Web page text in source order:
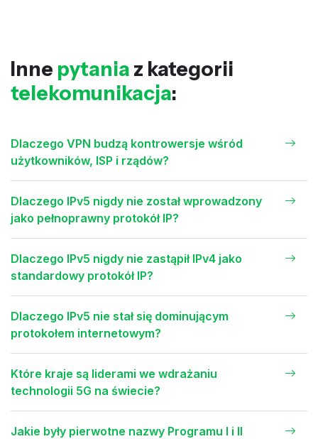
Inne pytania z kategorii
telekomunikacja:
Dlaczego VPN budzą kontrowersje wśród
użytkowników, ISP i rządów?
Dlaczego IPv5 nigdy nie został wprowadzony
jako pełnoprawny protokół IP?
Dlaczego IPv5 nigdy nie zastąpił IPv4 jako
standardowy protokół IP?
Dlaczego IPv5 nie stał się dominującym
protokołem internetowym?
Które kraje są liderami we wdrażaniu
technologii 5G na świecie?
Jakie były pierwotne nazwy Programu I i II